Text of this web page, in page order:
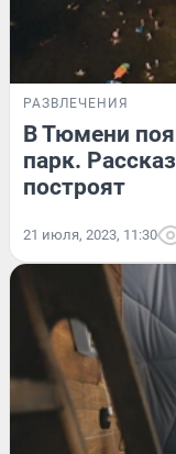
РАЗВЛЕЧЕНИЯ
В Тюмени
парк.
построят
21 июля, 2023, 11:30